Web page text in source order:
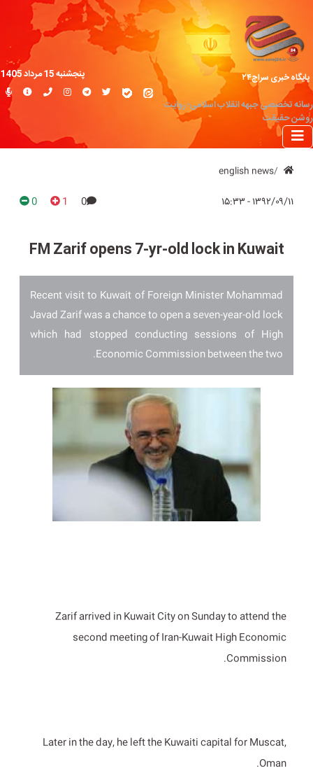
پایگاه خبری سراج۲۴
رسانه تخصصی جبهه انقلاب اسلامی؛ روایت
روشن حقیقت
پنجشنبه 15 مرداد 1405
english news
۱۳۹۲/۰۹/۱۱ - ۱۵:۳۳ 0
1
0
FM Zarif opens 7-yr-old lock in Kuwait
Recent visit to Kuwait of Foreign Minister Mohammad
Javad Zarif was a chance to open a seven-year-old lock
which had stopped conducting sessions of High
Economic Commission between the two.
Zarif arrived in Kuwait City on Sunday to attend the
second meeting of Iran-Kuwait High Economic
Commission.
Later in the day, he left the Kuwaiti capital for Muscat,
Oman.